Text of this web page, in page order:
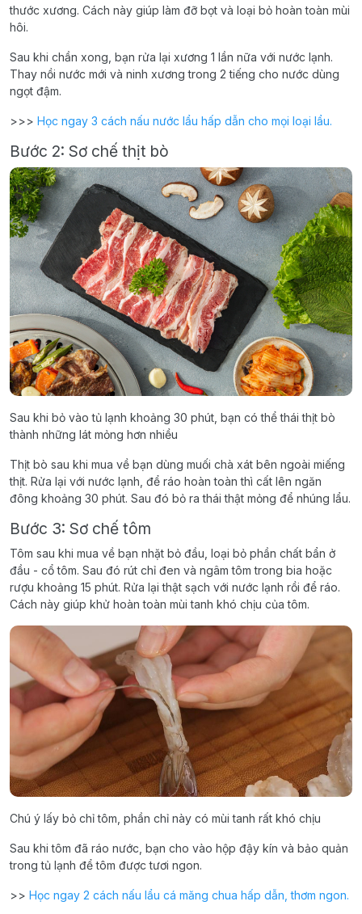
thước xương. Cách này giúp làm đỡ bọt và loại bỏ hoàn toàn mùi
hôi.
Sau khi chần xong, bạn rửa lại xương 1 lần nữa với nước lạnh.
Thay nồi nước mới và ninh xương trong 2 tiếng cho nước dùng
ngọt đậm.
>>> Học ngay 3 cách nấu nước lẩu hấp dẫn cho mọi loại lẩu.
Bước 2: Sơ chế thịt bò
Sau khi bỏ vào tủ lạnh khoảng 30 phút, bạn có thể thái thịt bò
thành những lát mỏng hơn nhiều
Thịt bò sau khi mua về bạn dùng muối chà xát bên ngoài miếng
thịt. Rửa lại với nước lạnh, để ráo hoàn toàn thì cất lên ngăn
đông khoảng 30 phút. Sau đó bỏ ra thái thật mỏng để nhúng lẩu.
Bước 3: Sơ chế tôm
Tôm sau khi mua về bạn nhặt bỏ đầu, loại bỏ phần chất bẩn ở
đầu - cổ tôm. Sau đó rút chỉ đen và ngâm tôm trong bia hoặc
rượu khoảng 15 phút. Rửa lại thật sạch với nước lạnh rồi để ráo.
Cách này giúp khử hoàn toàn mùi tanh khó chịu của tôm.
Chú ý lấy bỏ chỉ tôm, phần chỉ này có mùi tanh rất khó chịu
Sau khi tôm đã ráo nước, bạn cho vào hộp đậy kín và bảo quản
trong tủ lạnh để tôm được tươi ngon.
>> Học ngay 2 cách nấu lẩu cá măng chua hấp dẫn, thơm ngon.